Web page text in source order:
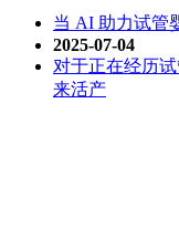
当 AI 助力试管
2025-07-04
对于正在经历
来活产